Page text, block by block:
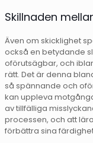
Skillnaden
Även om skicklighet
också en betydande
oförutsägbar, och
rätt. Det är denna
så spännande och
kan uppleva
av tillfälliga
processen, och att
förbättra sina